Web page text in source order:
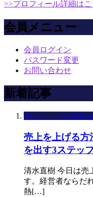
>>プロフィール詳細はこ
会員メニュー
会員ログイン
パスワード変更
お問い合わせ
新着記事
売上アップの仕組
売上を上げる方
を出す3ステッ
清水直樹 今日は売
す。経営者ならだ
熱[…]